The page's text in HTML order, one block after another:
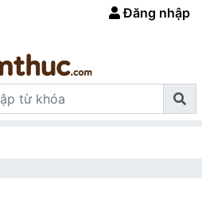
Đăng nhập